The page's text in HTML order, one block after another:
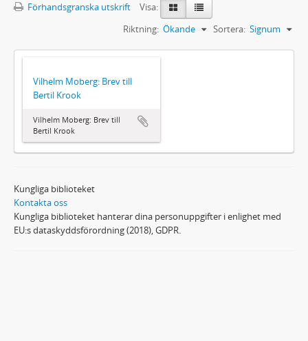
Förhandsgranska utskrift
Visa:
Sortera: Signum
Riktning: Ökande
Vilhelm Moberg: Brev till
Bertil Krook
Vilhelm Moberg: Brev till
Bertil Krook
Kungliga biblioteket
Kontakta oss
Kungliga biblioteket hanterar dina personuppgifter i enlighet med
EU:s dataskyddsförordning (2018), GDPR.